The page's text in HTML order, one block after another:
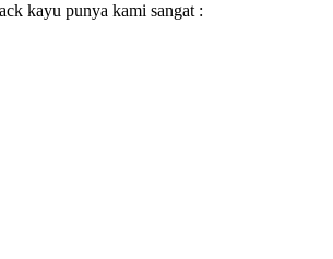
kayu punya kami sangat :